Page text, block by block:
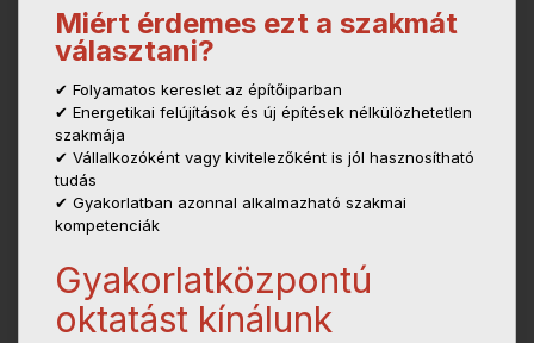
Miért érdemes ezt a szakmát
választani?
✔ Folyamatos kereslet az építőiparban
✔ Energetikai felújítások és új építések nélkülözhetetlen
szakmája
✔ Vállalkozóként vagy kivitelezőként is jól hasznosítható
tudás
✔ Gyakorlatban azonnal alkalmazható szakmai
kompetenciák
Gyakorlatközpontú
oktatást kínálunk